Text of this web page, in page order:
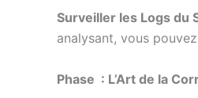
Surveiller les Logs du
analysant, vous
Phase : L’Art de la